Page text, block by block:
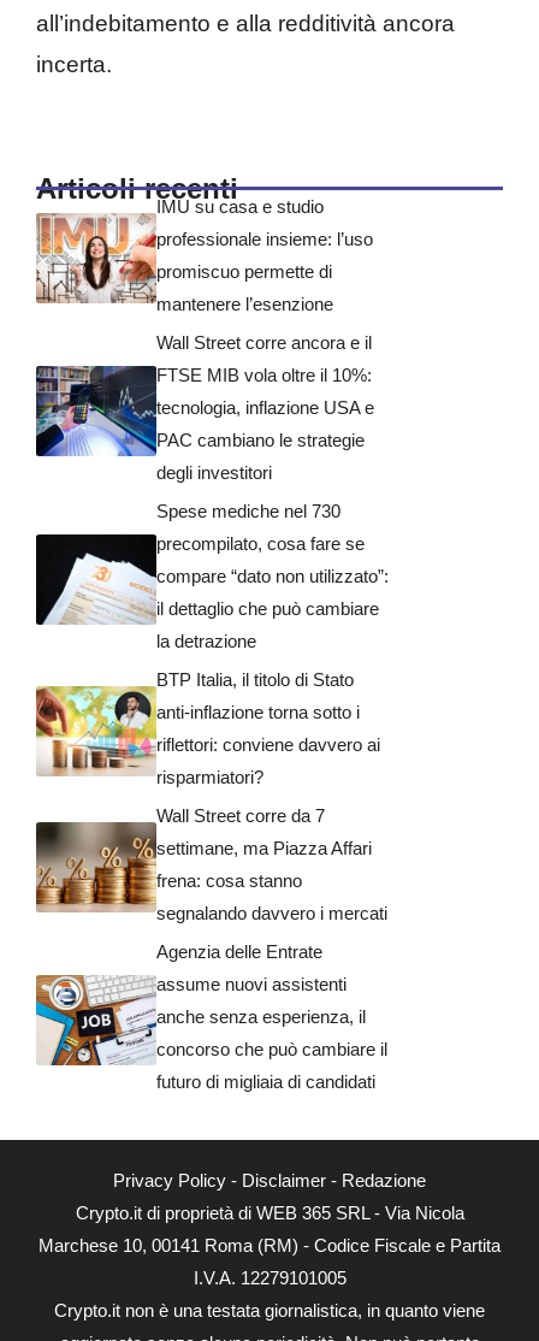
all’indebitamento e alla redditività ancora
incerta.
Articoli recenti
IMU su casa e studio
professionale insieme: l’uso
promiscuo permette di
mantenere l’esenzione
Wall Street corre ancora e il
FTSE MIB vola oltre il 10%:
tecnologia, inflazione USA e
PAC cambiano le strategie
degli investitori
Spese mediche nel 730
precompilato, cosa fare se
compare “dato non utilizzato”:
il dettaglio che può cambiare
la detrazione
BTP Italia, il titolo di Stato
anti-inflazione torna sotto i
riflettori: conviene davvero ai
risparmiatori?
Wall Street corre da 7
settimane, ma Piazza Affari
frena: cosa stanno
segnalando davvero i mercati
Agenzia delle Entrate
assume nuovi assistenti
anche senza esperienza, il
concorso che può cambiare il
futuro di migliaia di candidati
Privacy Policy - Disclaimer - Redazione
Crypto.it di proprietà di WEB 365 SRL - Via Nicola
Marchese 10, 00141 Roma (RM) - Codice Fiscale e Partita
I.V.A. 12279101005
Crypto.it non è una testata giornalistica, in quanto viene